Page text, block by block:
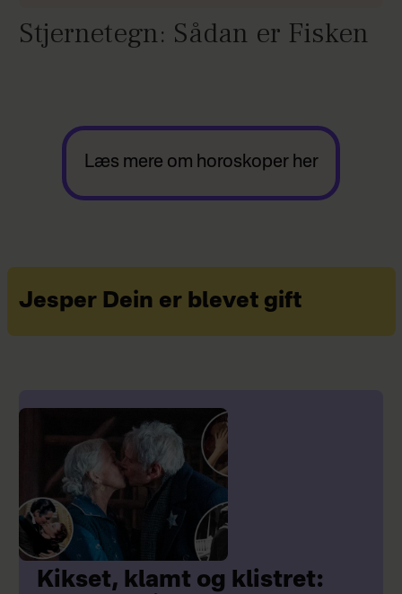
Stjernetegn: Sådan er Fisken
Læs mere om horoskoper her
Jesper Dein er blevet gift
Kikset, klamt og klistret: